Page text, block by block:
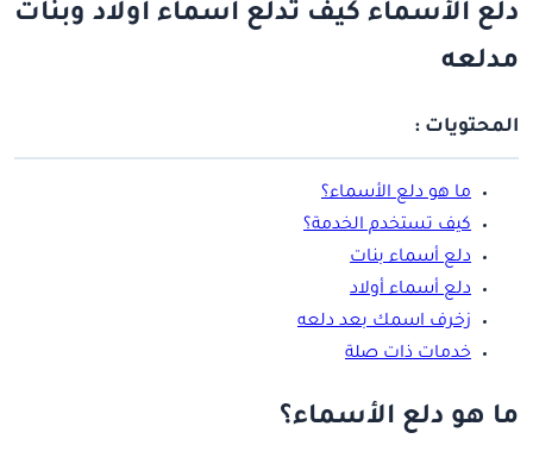
دلع الأسماء كيف تدلع اسماء اولاد وبنات
مدلعه
المحتويات :
ما هو دلع الأسماء؟
كيف تستخدم الخدمة؟
دلع أسماء بنات
دلع أسماء أولاد
زخرف اسمك بعد دلعه
خدمات ذات صلة
ما هو دلع الأسماء؟